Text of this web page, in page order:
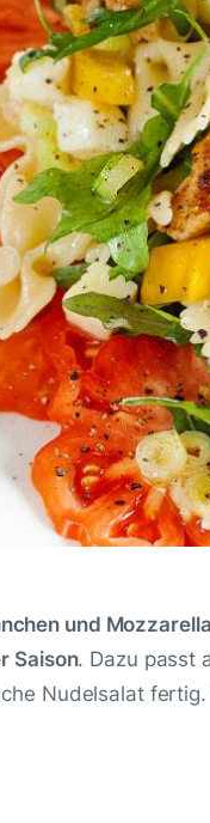
und Mozzarella
Saison. Dazu passt
Nudelsalat fertig.